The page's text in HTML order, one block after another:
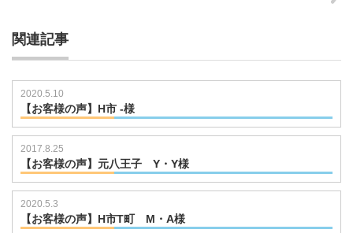
関連記事
2020.5.10
【お客様の声】H市 -様
2017.8.25
【お客様の声】元八王子 Y・Y様
2020.5.3
【お客様の声】H市T町 M・A様